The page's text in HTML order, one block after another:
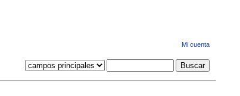
Mi cuenta